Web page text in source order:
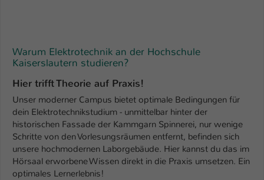
Warum Elektrotechnik an der Hochschule
Kaiserslautern studieren?
Hier trifft Theorie auf Praxis!
Unser moderner Campus bietet optimale Bedingungen für
dein Elektrotechnikstudium - unmittelbar hinter der
historischen Fassade der Kammgarn Spinnerei, nur wenige
Schritte von den Vorlesungsräumen entfernt, befinden sich
unsere hochmodernen Laborgebäude. Hier kannst du das im
Hörsaal erworbene Wissen direkt in die Praxis umsetzen. Ein
optimales Lernerlebnis!